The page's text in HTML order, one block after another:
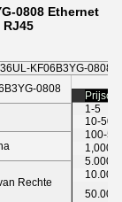
0808 Ethernet
KF06B3YG-0808
0808
1-5
10-50
100-
1,000-
5.000
10.000
50.000
Rechte